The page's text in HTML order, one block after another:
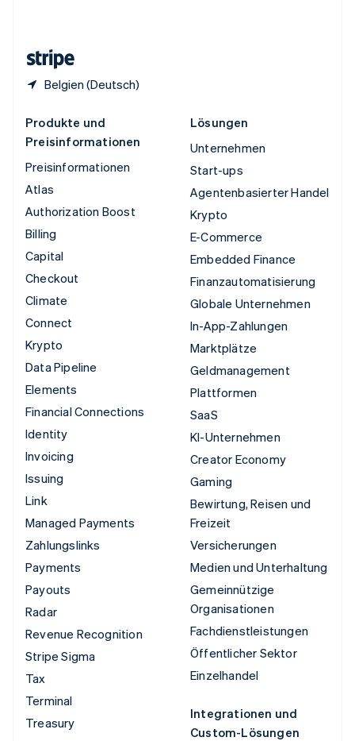
Belgien (Deutsch)
Produkte und
Preisinformationen
Preisinformationen
Atlas
Authorization Boost
Billing
Capital
Checkout
Climate
Connect
Krypto
Data Pipeline
Elements
Financial Connections
Identity
Invoicing
Issuing
Link
Managed Payments
Zahlungslinks
Payments
Payouts
Radar
Revenue Recognition
Stripe Sigma
Tax
Terminal
Treasury
Lösungen
Unternehmen
Start-ups
Agentenbasierter Handel
Krypto
E-Commerce
Embedded Finance
Finanzautomatisierung
Globale Unternehmen
In-App-Zahlungen
Marktplätze
Geldmanagement
Plattformen
SaaS
KI-Unternehmen
Creator Economy
Gaming
Bewirtung, Reisen und
Freizeit
Versicherungen
Medien und Unterhaltung
Gemeinnützige
Organisationen
Fachdienstleistungen
Öffentlicher Sektor
Einzelhandel
Integrationen und
Custom-Lösungen